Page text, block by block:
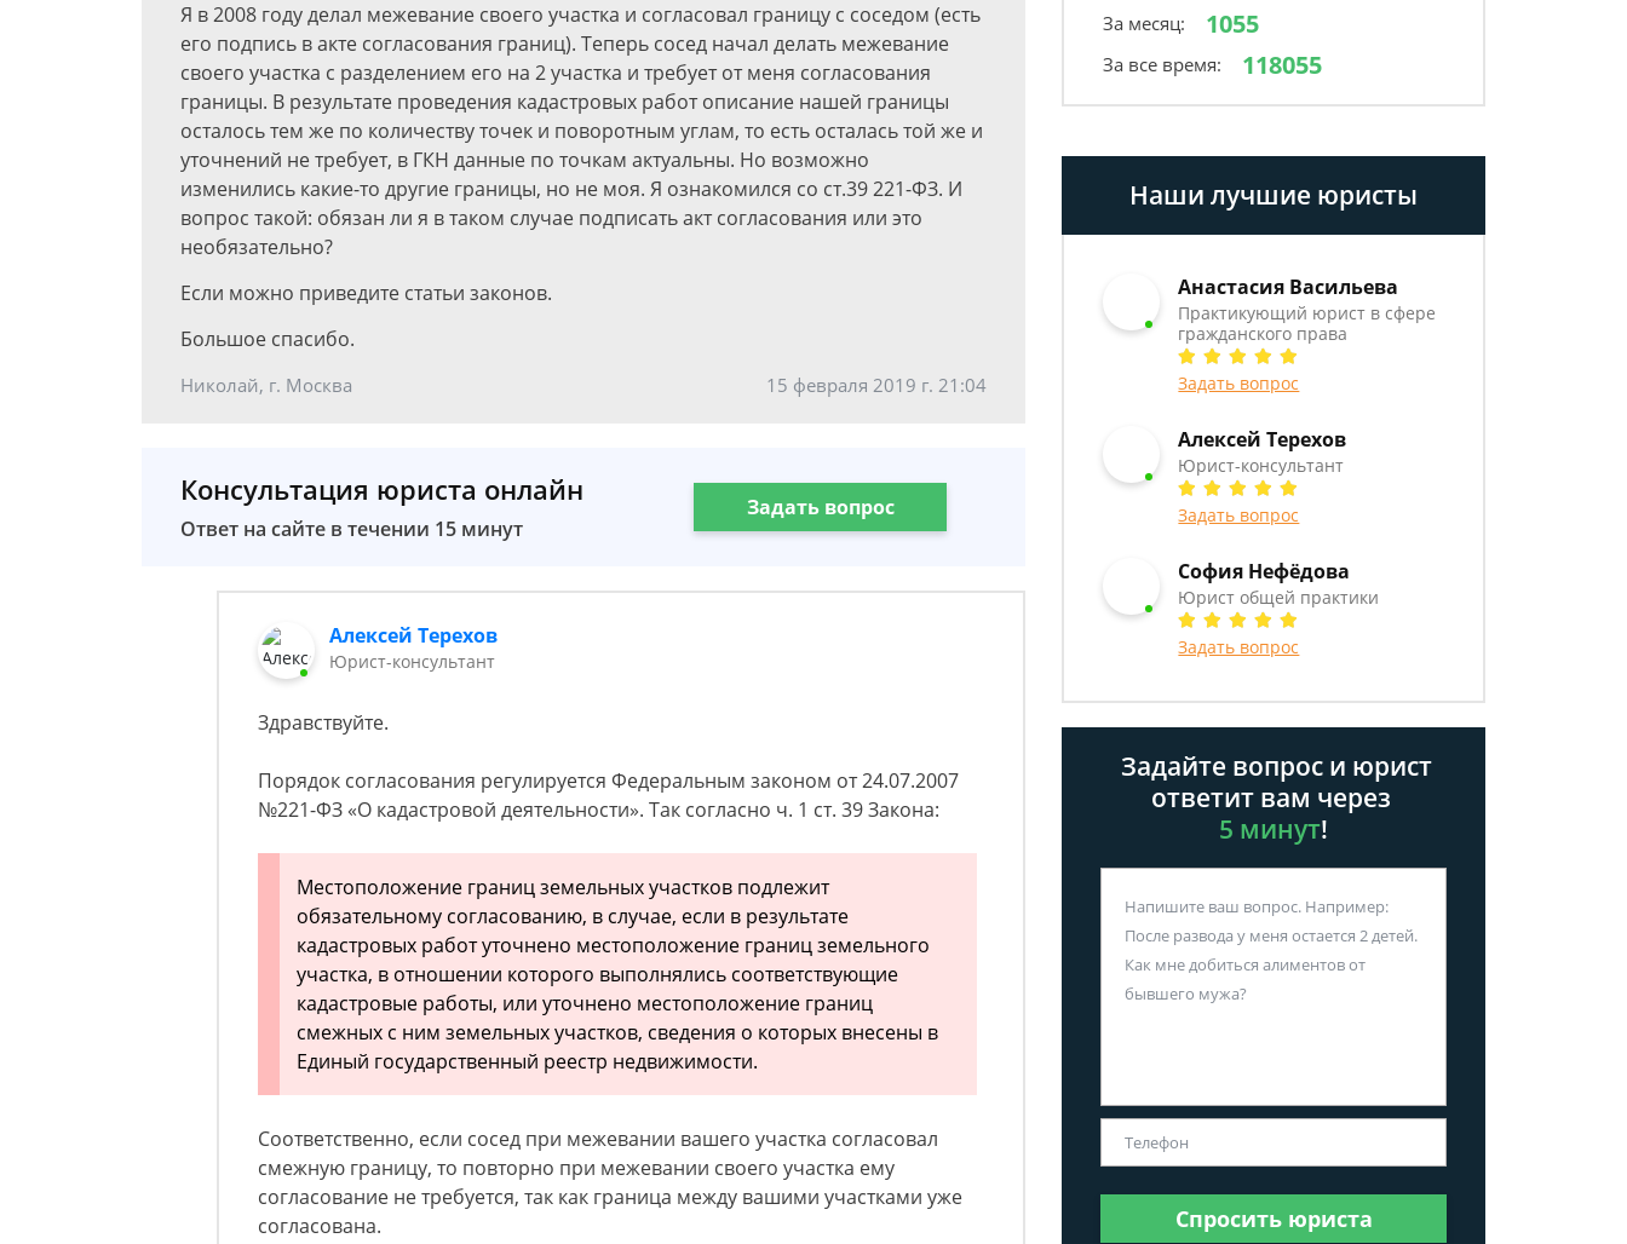
Я в 2008 году делал межевание своего участка и согласовал границу с соседом (есть
его подпись в акте согласования границ). Теперь сосед начал делать межевание
своего участка с разделением его на 2 участка и требует от меня согласования
границы. В результате проведения кадастровых работ описание нашей границы
осталось тем же по количеству точек и поворотным углам, то есть осталась той же и
уточнений не требует, в ГКН данные по точкам актуальны. Но возможно
изменились какие-то другие границы, но не моя. Я ознакомился со ст.39 221-ФЗ. И
вопрос такой: обязан ли я в таком случае подписать акт согласования или это
необязательно?
Если можно приведите статьи законов.
Большое спасибо.
Николай, г. Москва 15 февраля 2019 г. 21:04
Консультация юриста онлайн
Ответ на сайте в течении 15 минут
Задать вопрос
Алексей Терехов
Юрист-консультант
Здравствуйте.
Порядок согласования регулируется Федеральным законом от 24.07.2007
№221-ФЗ «О кадастровой деятельности». Так согласно ч. 1 ст. 39 Закона:
Местоположение границ земельных участков подлежит
обязательному согласованию, в случае, если в результате
кадастровых работ уточнено местоположение границ земельного
участка, в отношении которого выполнялись соответствующие
кадастровые работы, или уточнено местоположение границ
смежных с ним земельных участков, сведения о которых внесены в
Единый государственный реестр недвижимости.
Соответственно, если сосед при межевании вашего участка согласовал
смежную границу, то повторно при межевании своего участка ему
согласование не требуется, так как граница между вашими участками уже
согласована.
За месяц: 1055
За все время: 118055
Наши лучшие юристы
Анастасия Васильева
Практикующий юрист в сфере
гражданского права
Задать вопрос
Алексей Терехов
Юрист-консультант
Задать вопрос
София Нефёдова
Юрист общей практики
Задать вопрос
Задайте вопрос и юрист
ответит вам через
5 минут!
Спросить юриста